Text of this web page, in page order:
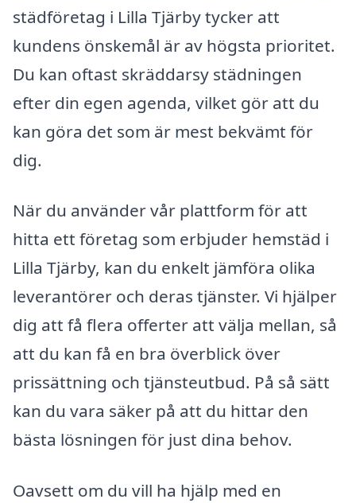
städföretag i Lilla Tjärby tycker att
kundens önskemål är av högsta prioritet.
Du kan oftast skräddarsy städningen
efter din egen agenda, vilket gör att du
kan göra det som är mest bekvämt för
dig.
När du använder vår plattform för att
hitta ett företag som erbjuder hemstäd i
Lilla Tjärby, kan du enkelt jämföra olika
leverantörer och deras tjänster. Vi hjälper
dig att få flera offerter att välja mellan, så
att du kan få en bra överblick över
prissättning och tjänsteutbud. På så sätt
kan du vara säker på att du hittar den
bästa lösningen för just dina behov.
Oavsett om du vill ha hjälp med en